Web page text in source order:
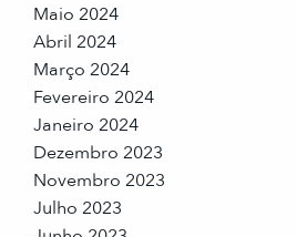
Maio 2024
Abril 2024
Março 2024
Fevereiro 2024
Janeiro 2024
Dezembro 2023
Novembro 2023
Julho 2023